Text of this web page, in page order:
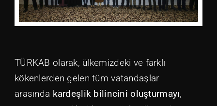
TÜRKAB olarak, ülkemizdeki ve farklı
kökenlerden gelen tüm vatandaşlar
arasında kardeşlik bilincini oluşturmayı,